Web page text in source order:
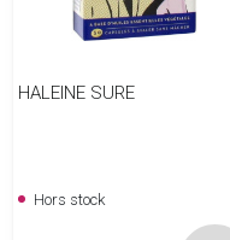
HALEINE SURE
Hors stock